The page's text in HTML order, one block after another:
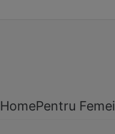
HomePentru Femei